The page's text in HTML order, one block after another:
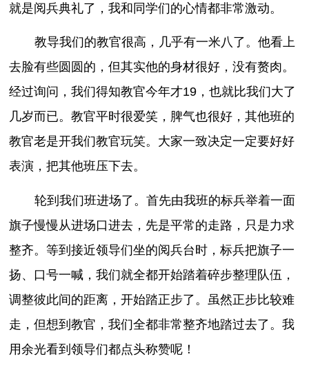
就是阅兵典礼了，我和同学们的心情都非常激动。
教导我们的教官很高，几乎有一米八了。他看上
去脸有些圆圆的，但其实他的身材很好，没有赘肉。
经过询问，我们得知教官今年才19，也就比我们大了
几岁而已。教官平时很爱笑，脾气也很好，其他班的
教官老是开我们教官玩笑。大家一致决定一定要好好
表演，把其他班压下去。
轮到我们班进场了。首先由我班的标兵举着一面
旗子慢慢从进场口进去，先是平常的走路，只是力求
整齐。等到接近领导们坐的阅兵台时，标兵把旗子一
扬、口号一喊，我们就全都开始踏着碎步整理队伍，
调整彼此间的距离，开始踏正步了。虽然正步比较难
走，但想到教官，我们全都非常整齐地踏过去了。我
用余光看到领导们都点头称赞呢！